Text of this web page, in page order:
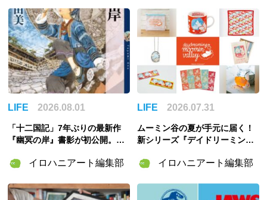
LIFE 2026.08.01
「十二国記」7年ぶりの最新作
『幽冥の岸』書影が初公開。山
在・琅燦イロハニアート編集部
LIFE 2026.07.31
ムーミン谷の夏が手元に届く！
新シリーズ『デイドリーミング
＆「ムーミンの日」スペシャル
イロハニアート編集部